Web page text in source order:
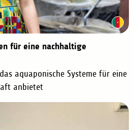
für eine nachhaltige
aquaponische Systeme für eine
anbietet